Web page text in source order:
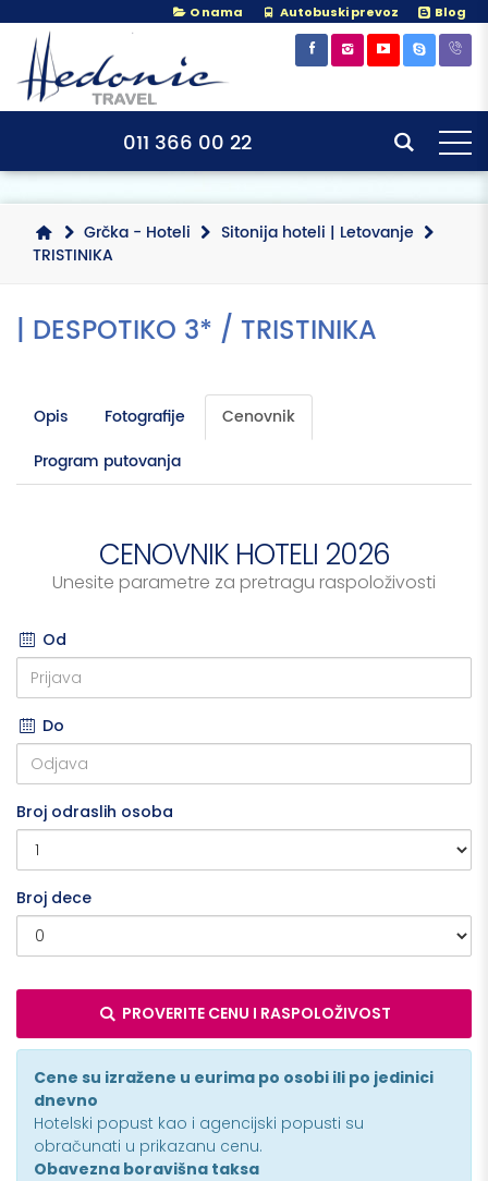
O nama Autobuski prevoz Blog
011 366 00 22
Grčka - Hoteli
Sitonija hoteli | Letovanje
TRISTINIKA
| DESPOTIKO 3* / TRISTINIKA
Opis Fotografije
Cenovnik
Program putovanja
CENOVNIK HOTELI 2026
Unesite parametre za pretragu raspoloživosti
Od
Do
Broj odraslih osoba
Broj dece
PROVERITE CENU I RASPOLOŽIVOST
Cene su izražene u eurima po osobi ili po jedinici
dnevno
Hotelski popust kao i agencijski popusti su
obračunati u prikazanu cenu.
Obavezna boravišna taksa
×
×